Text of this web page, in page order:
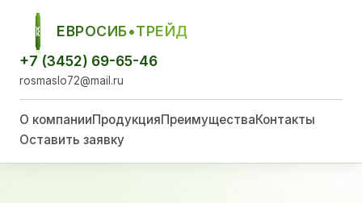
ЕСТ
ЕВРОСИБ•ТРЕЙД
+7 (3452) 69-65-46
rosmaslo72@mail.ru
О компанииПродукцияПреимуществаКонтакты
Оставить заявку